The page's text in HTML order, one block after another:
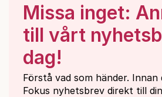
Missa inget:
till vårt
dag!
Förstå vad som händer. Innan
Fokus nyhetsbrev direkt till